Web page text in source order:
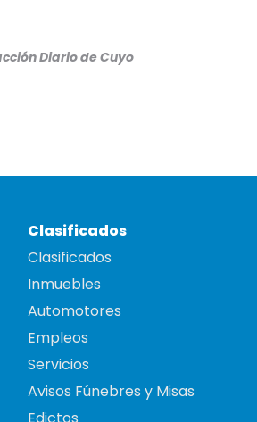
Diario de Cuyo
Clasificados
Clasificados
Inmuebles
Automotores
Empleos
Servicios
Avisos Fúnebres y Misas